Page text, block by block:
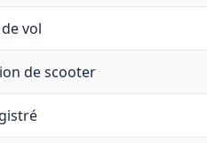
vol
de scooter